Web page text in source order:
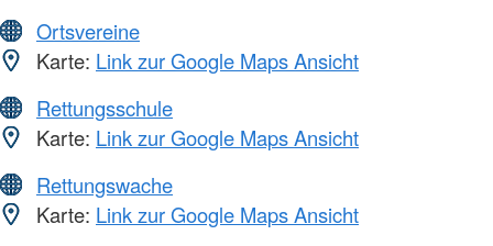
Ortsvereine
Karte: Link zur Google Maps Ansicht
Rettungsschule
Karte: Link zur Google Maps Ansicht
Rettungswache
Karte: Link zur Google Maps Ansicht